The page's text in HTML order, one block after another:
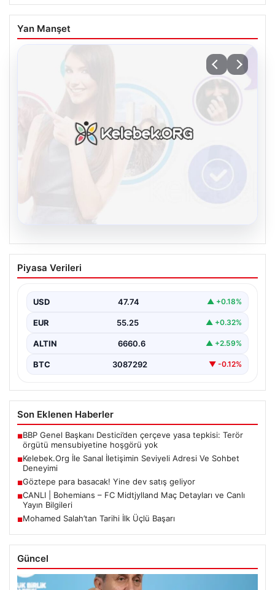
Yan Manşet
Kelebek.Org İle Sanal İletişimin Seviyeli
Adresi Ve Sohbet Deneyimi
oluşturması büyük bir hassasiyet ifade etmektedir.
Halen…
Piyasa Verileri
USD 47.74 ▲ +0.18%
EUR 55.25 ▲ +0.32%
ALTIN 6660.6 ▲ +2.59%
BTC 3087292 ▼ -0.12%
Son Eklenen Haberler
■BBP Genel Başkanı Destici’den çerçeve yasa tepkisi: Terör
örgütü mensubiyetine hoşgörü yok
■Kelebek.Org İle Sanal İletişimin Seviyeli Adresi Ve Sohbet
Deneyimi
■Göztepe para basacak! Yine dev satış geliyor
■CANLI | Bohemians – FC Midtjylland Maç Detayları ve Canlı
Yayın Bilgileri
■Mohamed Salah’tan Tarihi İlk Üçlü Başarı
Güncel